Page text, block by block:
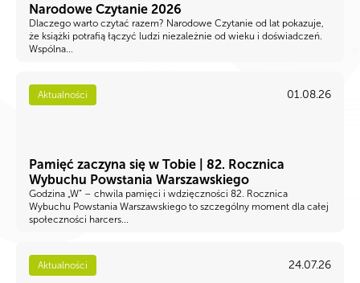
Narodowe Czytanie 2026
Dlaczego warto czytać razem? Narodowe Czytanie od lat pokazuje,
że książki potrafią łączyć ludzi niezależnie od wieku i doświadczeń.
Wspólna...
Aktualności 01.08.26
Pamięć zaczyna się w Tobie | 82. Rocznica
Wybuchu Powstania Warszawskiego
Godzina „W” – chwila pamięci i wdzięczności 82. Rocznica
Wybuchu Powstania Warszawskiego to szczególny moment dla całej
społeczności harcers...
Aktualności 24.07.26